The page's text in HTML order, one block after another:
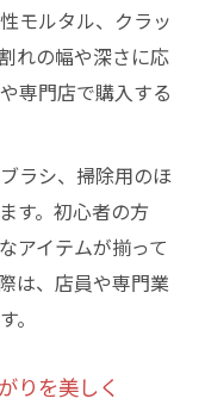
モルタル、クラッ
れの幅や深さに応
専門店で購入する
ラシ、掃除用のほ
す。初心者の方
アイテムが揃って
は、店員や専門業
。
りを美しく